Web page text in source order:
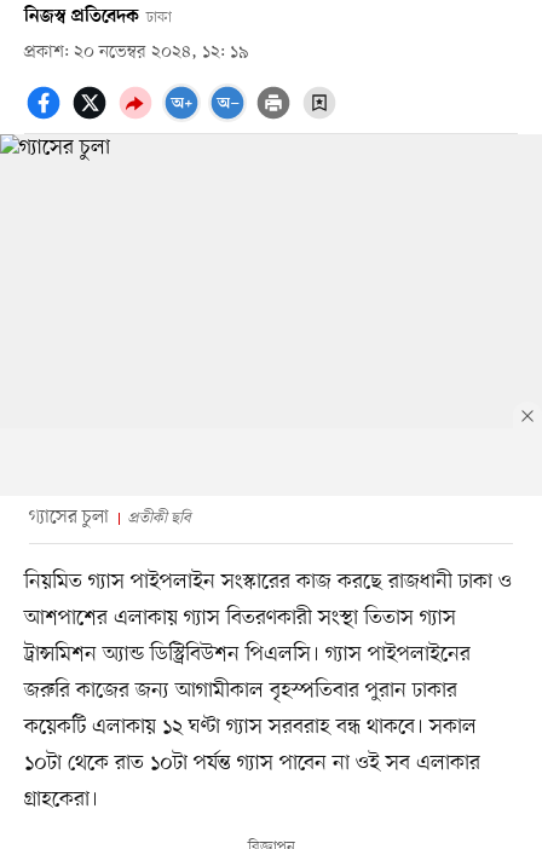
নিজস্ব প্রতিবেদক ঢাকা
প্রকাশ: ২০ নভেম্বর ২০২৪, ১২: ১৯
গ্যাসের চুলা প্রতীকী ছবি
নিয়মিত গ্যাস পাইপলাইন সংস্কারের কাজ করছে রাজধানী ঢাকা ও
আশপাশের এলাকায় গ্যাস বিতরণকারী সংস্থা তিতাস গ্যাস
ট্রান্সমিশন অ্যান্ড ডিস্ট্রিবিউশন পিএলসি। গ্যাস পাইপলাইনের
জরুরি কাজের জন্য আগামীকাল বৃহস্পতিবার পুরান ঢাকার
কয়েকটি এলাকায় ১২ ঘণ্টা গ্যাস সরবরাহ বন্ধ থাকবে। সকাল
১০টা থেকে রাত ১০টা পর্যন্ত গ্যাস পাবেন না ওই সব এলাকার
গ্রাহকেরা।